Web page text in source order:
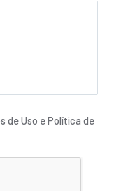
de Uso e Política de